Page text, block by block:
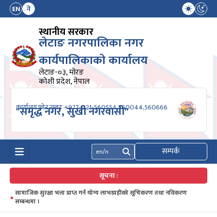
EN ने
स्थानीय सरकार
लेटाङ नगरपालिका नगर
कार्यपालिकाको कार्यालय
लेटाङ-०३, मोरङ
कोशी प्रदेश, नेपाल
कार्यालय फोन नम्बरः +977-021-560554,560044,560666
"समृद्ध नगर, सुखी नगरवासी"
खोज्नुहोस् सम्पर्क
सूचना :
सामाजिक सुरक्षा भत्ता प्राप्त गर्न योग्य लाभग्राहीको सूचिकरण तथा नविकरण
सम्बन्धमा ।